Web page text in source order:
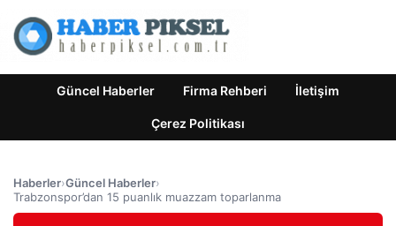
Güncel Haberler Firma Rehberi İletişim
Çerez Politikası
Haberler›Güncel Haberler›
Trabzonspor’dan 15 puanlık muazzam toparlanma